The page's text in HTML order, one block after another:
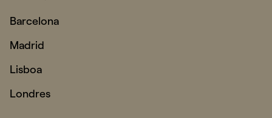
Barcelona
Madrid
Lisboa
Londres